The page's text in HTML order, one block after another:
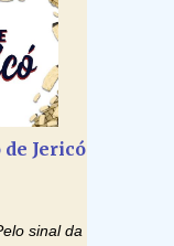
Jericó
sinal da